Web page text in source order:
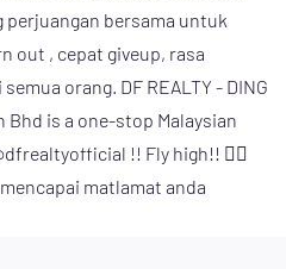
perjuangan bersama untuk
out , cepat giveup, rasa
orang. DF REALTY - DING
Bhd is a one-stop Malaysian
!! Fly high!! ❤️‍🔥
matlamat anda